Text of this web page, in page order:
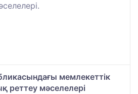
мемлекеттік
реттеу мәселелері